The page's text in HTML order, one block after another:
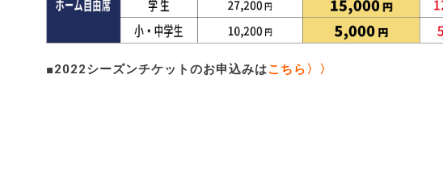
■2022シーズンチケットのお申込みはこちら〉〉